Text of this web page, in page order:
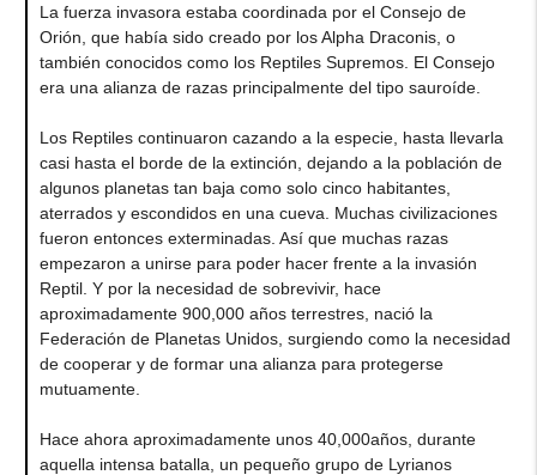
La fuerza invasora estaba coordinada por el Consejo de
Orión, que había sido creado por los Alpha Draconis, o
también conocidos como los Reptiles Supremos. El Consejo
era una alianza de razas principalmente del tipo sauroíde.
Los Reptiles continuaron cazando a la especie, hasta llevarla
casi hasta el borde de la extinción, dejando a la población de
algunos planetas tan baja como solo cinco habitantes,
aterrados y escondidos en una cueva. Muchas civilizaciones
fueron entonces exterminadas. Así que muchas razas
empezaron a unirse para poder hacer frente a la invasión
Reptil. Y por la necesidad de sobrevivir, hace
aproximadamente 900,000 años terrestres, nació la
Federación de Planetas Unidos, surgiendo como la necesidad
de cooperar y de formar una alianza para protegerse
mutuamente.
Hace ahora aproximadamente unos 40,000años, durante
aquella intensa batalla, un pequeño grupo de Lyrianos